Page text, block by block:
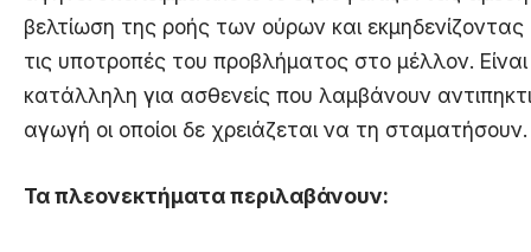
βελτίωση της ροής των ούρων και εκμηδενίζοντας
τις υποτροπές του προβλήματος στο μέλλον. Είναι
κατάλληλη για ασθενείς που λαμβάνουν
αγωγή οι οποίοι δε χρειάζεται να τη σταματήσουν.
Τα πλεονεκτήματα περιλαβάνουν: